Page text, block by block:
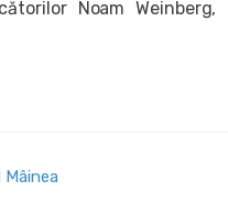
Noam Weinberg,